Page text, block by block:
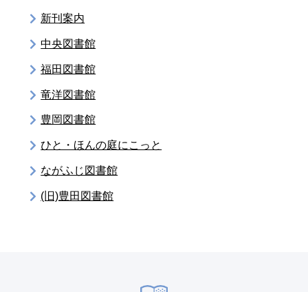
新刊案内
中央図書館
福田図書館
竜洋図書館
豊岡図書館
ひと・ほんの庭にこっと
ながふじ図書館
(旧)豊田図書館